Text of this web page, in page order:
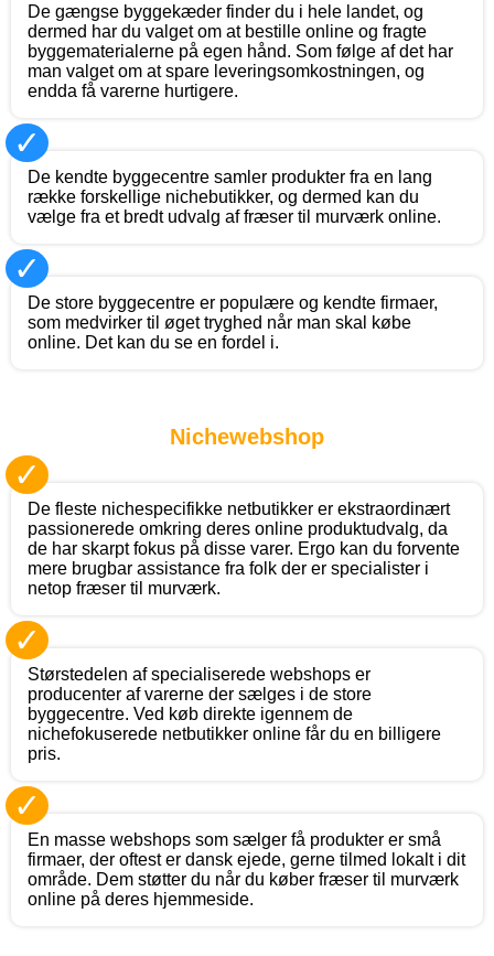
De gængse byggekæder finder du i hele landet, og
dermed har du valget om at bestille online og fragte
byggematerialerne på egen hånd. Som følge af det har
man valget om at spare leveringsomkostningen, og
endda få varerne hurtigere.
✓
De kendte byggecentre samler produkter fra en lang
række forskellige nichebutikker, og dermed kan du
vælge fra et bredt udvalg af fræser til murværk online.
✓
De store byggecentre er populære og kendte firmaer,
som medvirker til øget tryghed når man skal købe
online. Det kan du se en fordel i.
Nichewebshop
✓
De fleste nichespecifikke netbutikker er ekstraordinært
passionerede omkring deres online produktudvalg, da
de har skarpt fokus på disse varer. Ergo kan du forvente
mere brugbar assistance fra folk der er specialister i
netop fræser til murværk.
✓
Størstedelen af specialiserede webshops er
producenter af varerne der sælges i de store
byggecentre. Ved køb direkte igennem de
nichefokuserede netbutikker online får du en billigere
pris.
✓
En masse webshops som sælger få produkter er små
firmaer, der oftest er dansk ejede, gerne tilmed lokalt i dit
område. Dem støtter du når du køber fræser til murværk
online på deres hjemmeside.